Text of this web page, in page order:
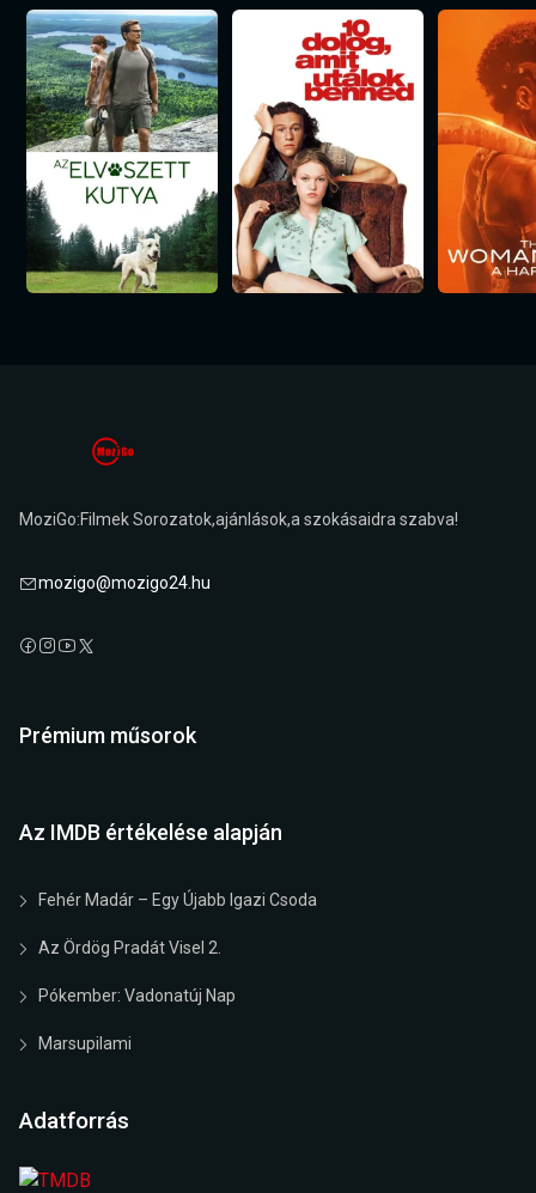
MoziGo:Filmek Sorozatok,ajánlások,a szokásaidra szabva!
mozigo@mozigo24.hu
Prémium műsorok
Az IMDB értékelése alapján
Fehér Madár – Egy Újabb Igazi Csoda
Az Ördög Pradát Visel 2.
Pókember: Vadonatúj Nap
Marsupilami
Adatforrás